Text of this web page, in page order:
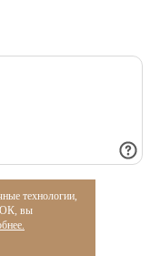
данных
технологии,
ОК, вы